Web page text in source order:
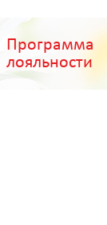
Программа
лояльности